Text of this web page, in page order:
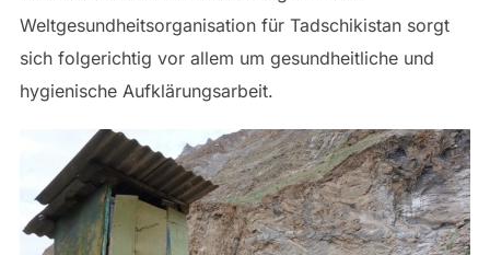
Weltgesundheitsorganisation für Tadschikistan sorgt
sich folgerichtig vor allem um gesundheitliche und
hygienische Aufklärungsarbeit.